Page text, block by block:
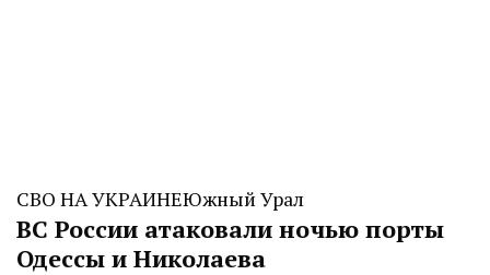
СВО НА УКРАИНЕЮжный Урал
ВС России атаковали ночью порты
Одессы и Николаева